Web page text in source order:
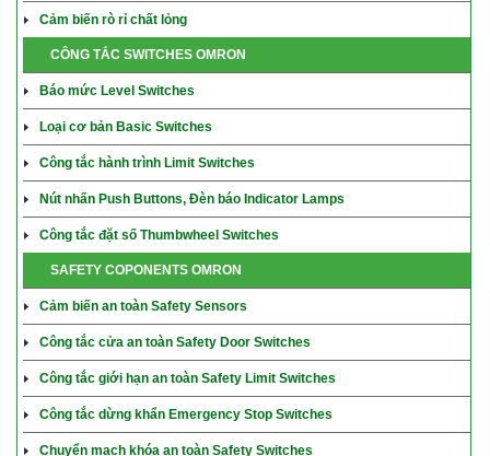
Cảm biến rò rỉ chất lỏng
CÔNG TẮC SWITCHES OMRON
Báo mức Level Switches
Loại cơ bản Basic Switches
Công tắc hành trình Limit Switches
Nút nhấn Push Buttons, Đèn báo Indicator Lamps
Công tắc đặt số Thumbwheel Switches
SAFETY COPONENTS OMRON
Cảm biến an toàn Safety Sensors
Công tắc cửa an toàn Safety Door Switches
Công tắc giới hạn an toàn Safety Limit Switches
Công tắc dừng khẩn Emergency Stop Switches
Chuyển mạch khóa an toàn Safety Switches